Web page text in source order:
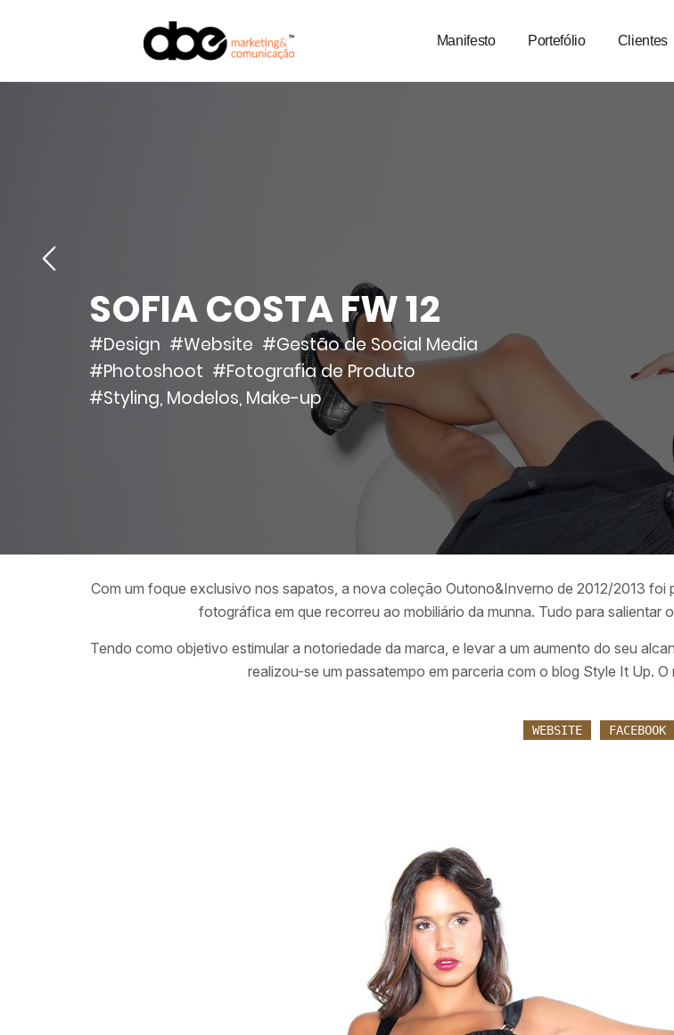
Manifesto Portefólio Clientes
SOFIA COSTA FW 12
#Design #Website #Gestão de Social Media
#Photoshoot #Fotografia de Produto
#Styling, Modelos, Make-up
Com um foque exclusivo nos sapatos, a nova coleção Outono&Inverno de 2012/2013
fotográfica em que recorreu ao mobiliário da munna. Tudo para salientar
Tendo como objetivo estimular a notoriedade da marca, e levar a um aumento do seu
realizou-se um passatempo em parceria com o blog Style It Up.
WEBSITE FACEBOOK